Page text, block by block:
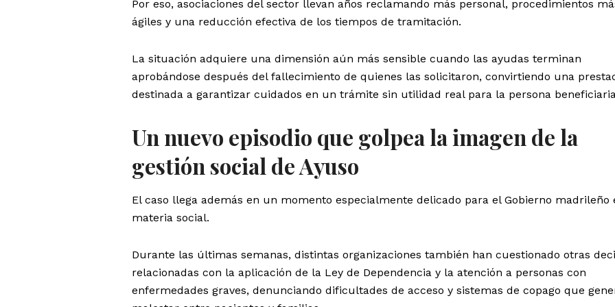
Por eso, asociaciones del sector llevan años reclamando más personal, procedimientos
ágiles y una reducción efectiva de los tiempos de tramitación.
La situación adquiere una dimensión aún más sensible cuando las ayudas terminan
aprobándose después del fallecimiento de quienes las solicitaron, convirtiendo una
destinada a garantizar cuidados en un trámite sin utilidad real para la persona
Un nuevo episodio que golpea la imagen de la
gestión social de Ayuso
El caso llega además en un momento especialmente delicado para el Gobierno madrileño
materia social.
Durante las últimas semanas, distintas organizaciones también han cuestionado otras
relacionadas con la aplicación de la Ley de Dependencia y la atención a personas con
enfermedades graves, denunciando dificultades de acceso y sistemas de copago que